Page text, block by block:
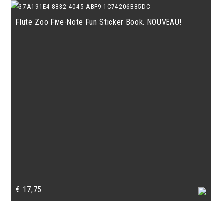
Flute Zoo Five-Note Fun Sticker Book. NOUVEAU!
€ 17,75